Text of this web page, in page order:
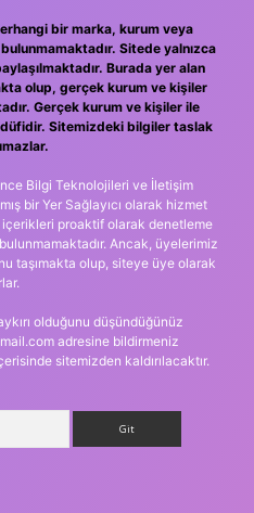
bir marka, kurum veya
Sitede yalnızca
Burada yer alan
olup, gerçek kurum ve kişiler
Gerçek kurum ve kişiler ile
Sitemizdeki bilgiler taslak
Bilgi Teknolojileri ve İletişim
bir Yer Sağlayıcı olarak hizmet
proaktif olarak denetleme
Ancak, üyelerimiz
taşımakta olup, siteye üye olarak
olduğunu düşündüğünüz
adresine bildirmeniz
sitemizden kaldırılacaktır.